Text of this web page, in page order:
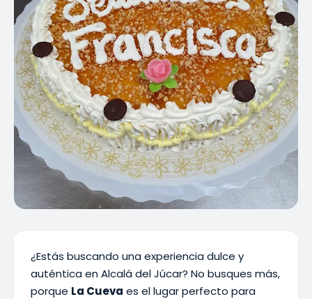
¿Estás buscando una experiencia dulce y
auténtica en Alcalá del Júcar? No busques más,
porque La Cueva es el lugar perfecto para